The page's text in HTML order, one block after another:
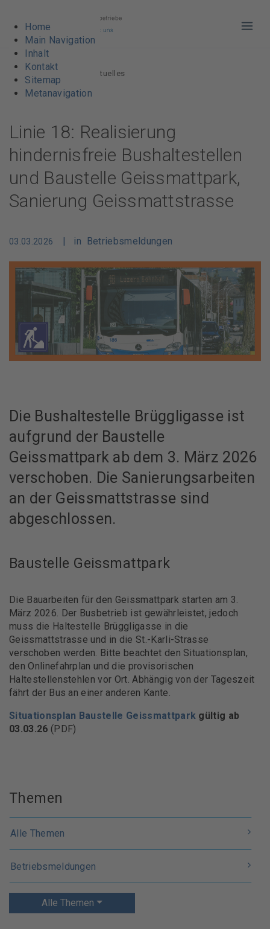
Home
Main Navigation
Inhalt
Kontakt
Sitemap
Metanavigation
Aktuelles
Linie 18: Realisierung
hindernisfreie Bushaltestellen
und Baustelle Geissmattpark,
Sanierung Geissmattstrasse
03.03.2026 | in Betriebsmeldungen
Die Bushaltestelle Brüggligasse ist
aufgrund der Baustelle
Geissmattpark ab dem 3. März 2026
verschoben. Die Sanierungsarbeiten
an der Geissmattstrasse sind
abgeschlossen.
Baustelle Geissmattpark
Die Bauarbeiten für den Geissmattpark starten am 3.
März 2026. Der Busbetrieb ist gewährleistet, jedoch
muss die Haltestelle Brüggligasse in die
Geissmattstrasse und in die St.-Karli-Strasse
verschoben werden. Bitte beachtet den Situationsplan,
den Onlinefahrplan und die provisorischen
Haltestellenstehlen vor Ort. Abhängig von der Tageszeit
fährt der Bus an einer anderen Kante.
Situationsplan Baustelle Geissmattpark gültig ab
03.03.26 (PDF)
Themen
Alle Themen
Betriebsmeldungen
Alle Themen